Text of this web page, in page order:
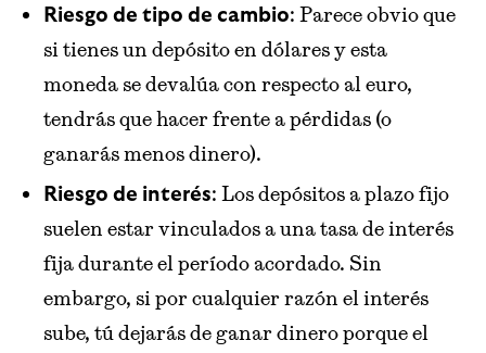
Riesgo de tipo de cambio: Parece obvio que
si tienes un depósito en dólares y esta
moneda se devalúa con respecto al euro,
tendrás que hacer frente a pérdidas (o
ganarás menos dinero).
Riesgo de interés: Los depósitos a plazo fijo
suelen estar vinculados a una tasa de interés
fija durante el período acordado. Sin
embargo, si por cualquier razón el interés
sube, tú dejarás de ganar dinero porque el